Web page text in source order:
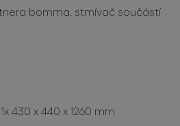
bomma. stmívač součástí
430 x 440 x 1260 mm